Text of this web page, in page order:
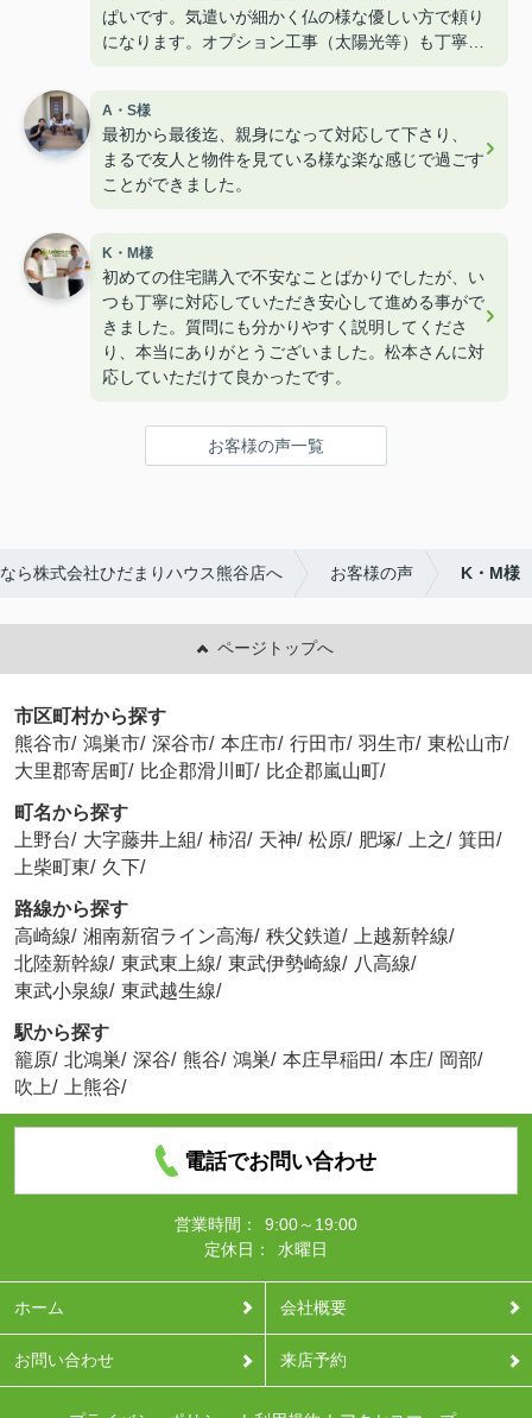
ぱいです。気遣いが細かく仏の様な優しい方で頼り
になります。オプション工事（太陽光等）も丁寧に
A・S様
最初から最後迄、親身になって対応して下さり、
まるで友人と物件を見ている様な楽な感じで過ごす
ことができました。
K・M様
初めての住宅購入で不安なことばかりでしたが、い
つも丁寧に対応していただき安心して進める事がで
きました。質問にも分かりやすく説明してくださ
り、本当にありがとうございました。松本さんに対
応していただけて良かったです。
お客様の声一覧
ら株式会社ひだまりハウス熊谷店へ お客様の声 K・M様
ページトップへ
市区町村から探す
熊谷市/ 鴻巣市/ 深谷市/ 本庄市/ 行田市/ 羽生市/ 東松山市/
大里郡寄居町/ 比企郡滑川町/ 比企郡嵐山町/
町名から探す
上野台/ 大字藤井上組/ 柿沼/ 天神/ 松原/ 肥塚/ 上之/ 箕田/
上柴町東/ 久下/
路線から探す
高崎線/ 湘南新宿ライン高海/ 秩父鉄道/ 上越新幹線/
北陸新幹線/ 東武東上線/ 東武伊勢崎線/ 八高線/
東武小泉線/ 東武越生線/
駅から探す
籠原/ 北鴻巣/ 深谷/ 熊谷/ 鴻巣/ 本庄早稲田/ 本庄/ 岡部/
吹上/ 上熊谷/
電話でお問い合わせ
営業時間：
9:00～19:00
定休日：
水曜日
ホーム 会社概要
お問い合わせ 来店予約